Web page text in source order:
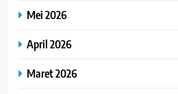
Mei 2026
April 2026
Maret 2026